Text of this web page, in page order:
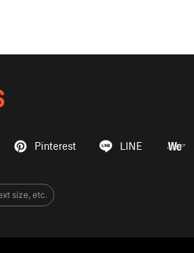
Pinterest LINE
size, etc.